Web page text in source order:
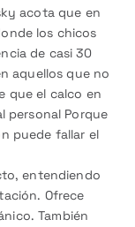
acota que en
los chicos
de casi 30
aquellos que no
que el calco en
personal Porque
puede fallar el
entendiendo
Ofrece
También